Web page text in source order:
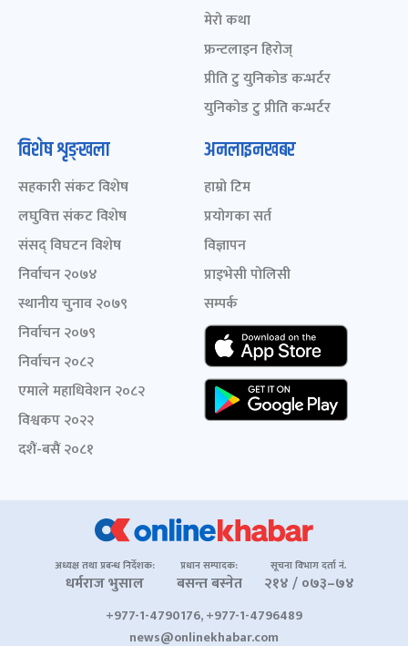
मेरो कथा
फ्रन्टलाइन हिरोज्
प्रीति टु युनिकोड कन्भर्टर
युनिकोड टु प्रीति कन्भर्टर
विशेष शृङ्खला
सहकारी संकट विशेष
लघुवित्त संकट विशेष
संसद् विघटन विशेष
निर्वाचन २०७४
स्थानीय चुनाव २०७९
निर्वाचन २०७९
निर्वाचन २०८२
एमाले महाधिवेशन २०८२
विश्वकप २०२२
दशैं-बसैं २०८१
अनलाइनखबर
हाम्रो टिम
प्रयोगका सर्त
विज्ञापन
प्राइभेसी पोलिसी
सम्पर्क
अध्यक्ष तथा प्रबन्ध निर्देशक:
धर्मराज भुसाल
प्रधान सम्पादक:
बसन्त बस्नेत
सूचना विभाग दर्ता नं.
२१४ / ०७३–७४
+977-1-4790176, +977-1-4796489
news@onlinekhabar.com